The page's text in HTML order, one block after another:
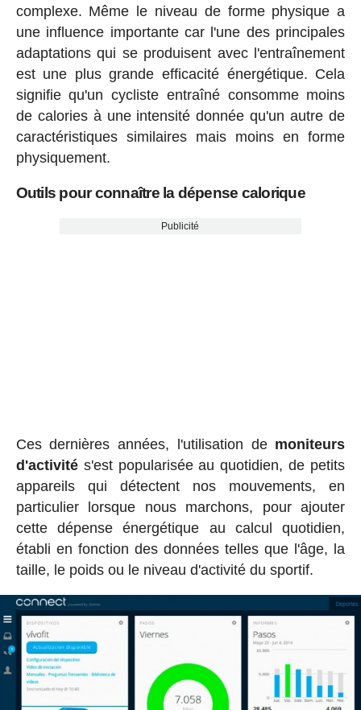
complexe. Même le niveau de forme physique a
une influence importante car l'une des principales
adaptations qui se produisent avec l'entraînement
est une plus grande efficacité énergétique. Cela
signifie qu'un cycliste entraîné consomme moins
de calories à une intensité donnée qu'un autre de
caractéristiques similaires mais moins en forme
physiquement.
Outils pour connaître la dépense calorique
Publicité
Ces dernières années, l'utilisation de moniteurs
d'activités'est popularisée au quotidien, de petits
appareils qui détectent nos mouvements, en
particulier lorsque nous marchons, pour ajouter
cette dépense énergétique au calcul quotidien,
établi en fonction des données telles que l'âge, la
taille, le poids ou le niveau d'activité du sportif.